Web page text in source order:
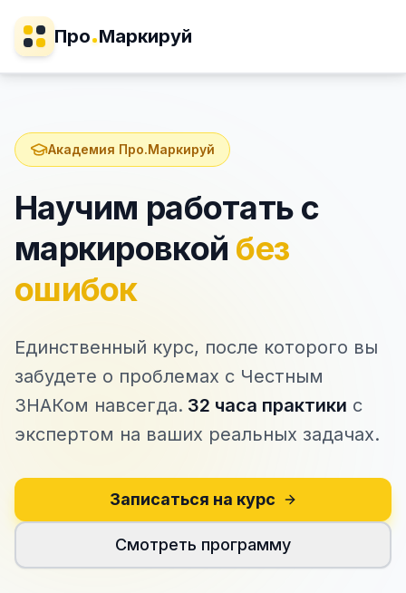
Про Маркируй
Академия Про.Маркируй
Научим работать с
маркировкой без
ошибок
Единственный курс, после которого вы
забудете о проблемах с Честным
ЗНАКом навсегда. 32 часа практики с
экспертом на ваших реальных задачах.
Записаться на курс
Смотреть программу